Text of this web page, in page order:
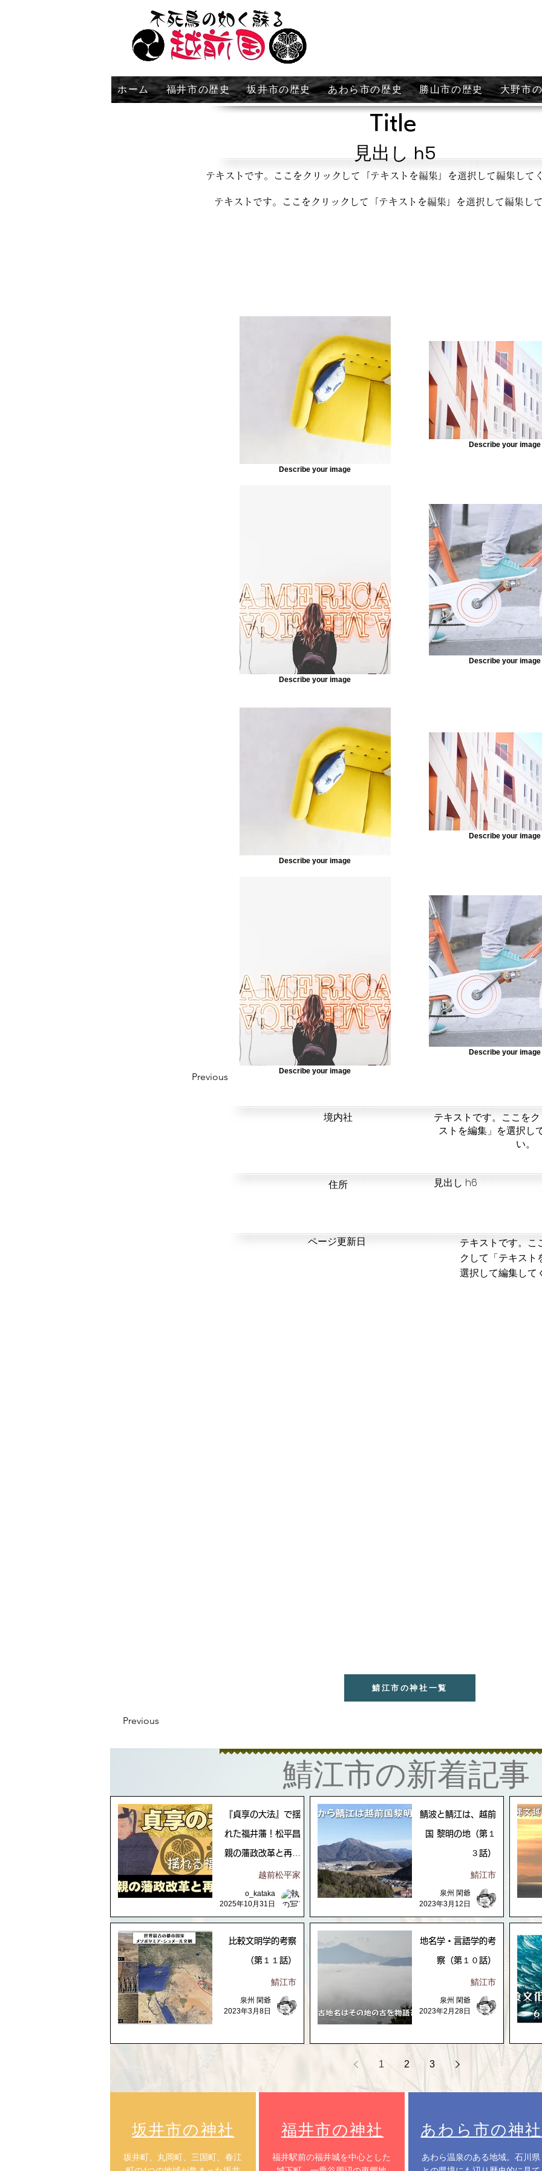
ホーム 福井市の歴史 坂井市の歴史 あわら市の歴史 勝山市の歴史 大野市
Title
見出し h5
テキストです。ここをクリックして「テキストを編集」を選択して編集して
テキストです。ここをクリックして「テキストを編集」を選択して編集し
Describe your image
Describe your image
Describe your image
Describe your image
Previous
Describe your image
Describe your image
Describe your image
Describe your image
テキストです。ここを
ストを編集」を選択し
い。
​境内社
見出し h6
​住所
​ページ更新日
テキストです。こ
クして「テキスト
選択して編集して
鯖江市の神社一覧
Previous
​鯖江市の新着記事
『貞享の大法』で揺
れた福井藩！松平昌
親の藩政改革と再興
の道
越前松平家
o_kataka
2025年10月31日
鯖波と鯖江は、越前
国 黎明の地（第１
３話）
鯖江市
泉州 閑爺
2023年3月12日
比較文明学的考察
（第１１話）
鯖江市
泉州 閑爺
2023年3月8日
地名学・言語学的考
察（第１０話）
鯖江市
泉州 閑爺
2023年2月28日
1 2 3
​坂井市の神社
​坂井町、丸岡町、三国町、春江
福井市の神社
​福井駅前の福井城を中心とした
あわら市の神社
​あわら温泉のある地域。石川県